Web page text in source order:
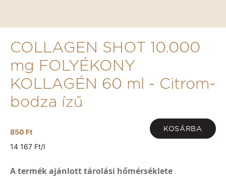
COLLAGEN SHOT 10.000
mg FOLYÉKONY
KOLLAGÉN 60 ml - Citrom-
bodza ízű
850 Ft KOSÁRBA
14 167 Ft/l
A termék ajánlott tárolási hőmérséklete